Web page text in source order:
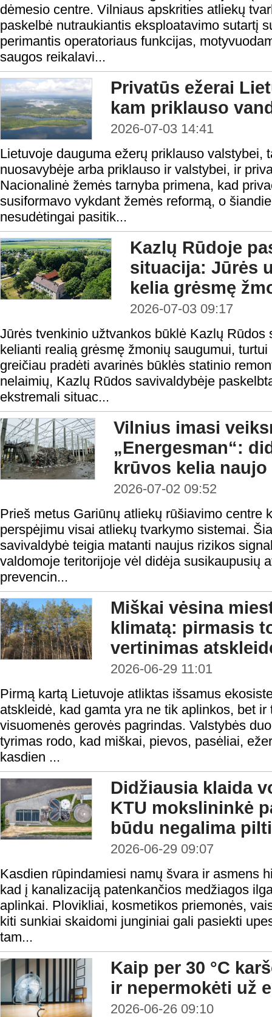
dėmesio centre. Vilniaus apskrities atliekų
paskelbė nutraukiantis eksploatavimo sutartį
perimantis operatoriaus funkcijas,
saugos reikalavi...
Privatūs ežerai
kam priklauso
2026-07-03 14:41
Lietuvoje dauguma ežerų priklauso valstybei,
nuosavybėje arba priklauso ir valstybei, ir
Nacionalinė žemės tarnyba primena, kad
susiformavo vykdant žemės reformą, o
nesudėtingai pasitik...
Kazlų Rūdoje
situacija: Jūrės
kelia grėsmę
2026-07-03 09:17
Jūrės tvenkinio užtvankos būklė Kazlų Rūdos
kelianti realią grėsmę žmonių saugumui,
greičiau pradėti avarinės būklės statinio
nelaimių, Kazlų Rūdos savivaldybėje
ekstremali situac...
Vilnius imasi
„Energesman“:
krūvos kelia
2026-07-02 09:52
Prieš metus Gariūnų atliekų rūšiavimo centre
perspėjimu visai atliekų tvarkymo sistemai.
savivaldybė teigia matanti naujus rizikos
valdomoje teritorijoje vėl didėja susikaupusių
prevencin...
Miškai vėsina
klimatą: pirmasis
vertinimas
2026-06-29 11:01
Pirmą kartą Lietuvoje atliktas išsamus
atskleidė, kad gamta yra ne tik aplinkos, bet
visuomenės gerovės pagrindas. Valstybės
tyrimas rodo, kad miškai, pievos, pasėliai,
kasdien ...
Didžiausia klaida
KTU mokslininkė
būdu negalima
2026-06-29 09:07
Kasdien rūpindamiesi namų švara ir asmens
kad į kanalizaciją patenkančios medžiagos
aplinkai. Plovikliai, kosmetikos priemonės,
kiti sunkiai skaidomi junginiai gali pasiekti
tam...
Kaip per 30 °C
ir nepermokėti už
2026-06-26 09:10